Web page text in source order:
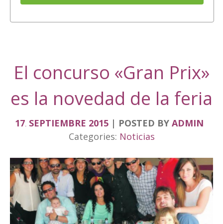
El concurso «Gran Prix»
es la novedad de la feria
17. SEPTIEMBRE 2015 POSTED BY ADMIN
Categories: Noticias